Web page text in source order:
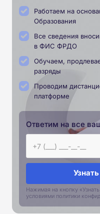
Работаем на
Образования
Все сведения
в ФИС ФРДО
Обучаем,
разряды
Проводим
платформе
Ответим на все
Нажимая на кнопку
условиями политики